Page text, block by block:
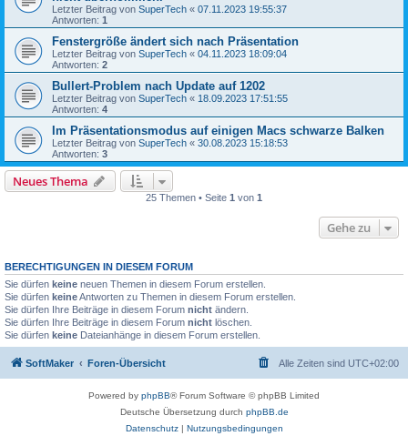
Letzter Beitrag von SuperTech « 07.11.2023 19:55:37
Antworten: 1
Fenstergröße ändert sich nach Präsentation
Letzter Beitrag von SuperTech « 04.11.2023 18:09:04
Antworten: 2
Bullert-Problem nach Update auf 1202
Letzter Beitrag von SuperTech « 18.09.2023 17:51:55
Antworten: 4
Im Präsentationsmodus auf einigen Macs schwarze Balken
Letzter Beitrag von SuperTech « 30.08.2023 15:18:53
Antworten: 3
Neues Thema
25 Themen • Seite 1 von 1
Gehe zu
BERECHTIGUNGEN IN DIESEM FORUM
Sie dürfen keine neuen Themen in diesem Forum erstellen.
Sie dürfen keineAntworten zu Themen in diesem Forum erstellen.
Sie dürfen Ihre Beiträge in diesem Forum nicht ändern.
Sie dürfen Ihre Beiträge in diesem Forum nicht löschen.
Sie dürfen keine Dateianhänge in diesem Forum erstellen.
SoftMaker Foren-Übersicht Alle Zeiten sind UTC+02:00
Powered by phpBB® Forum Software © phpBB Limited
Deutsche Übersetzung durch phpBB.de
Datenschutz| Nutzungsbedingungen